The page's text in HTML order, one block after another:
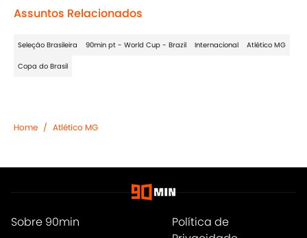
Assuntos Relacionados
Seleção Brasileira 90min pt - World Cup - Brazil Internacional Atlético MG
Copa do Brasil
Home / Atlético MG
Sobre 90min
Política de